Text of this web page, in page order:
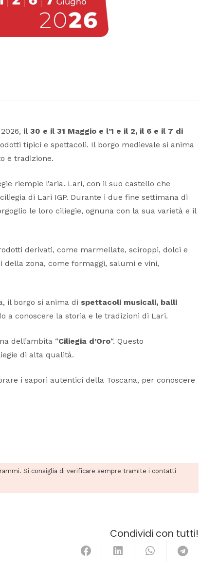
il 30 e il 31 Maggio e l’1 e il 2, il 6 e il 7 di
tipici e spettacoli. Il borgo medievale si anima
e tradizione.
riempie l’aria. Lari, con il suo castello che
di Lari IGP. Durante i due fine settimana di
le loro ciliegie, ognuna con la sua varietà e il
derivati, come marmellate, sciroppi, dolci e
zona, come formaggi, salumi e vini,
il borgo si anima di spettacoli musicali, balli
a conoscere la storia e le tradizioni di Lari.
dell’ambita “Ciliegia d’Oro“. Questo
di alta qualità.
i sapori autentici della Toscana, per conoscere
Si consiglia di verificare sempre tramite i contatti
Condividi con tutti!